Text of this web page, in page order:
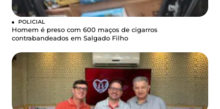
POLICIAL
Homem é preso com 600 maços de cigarros
contrabandeados em Salgado Filho